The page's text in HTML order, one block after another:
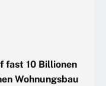
fast 10 Billionen
Wohnungsbau